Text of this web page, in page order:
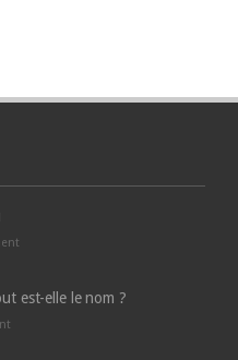
est-elle le nom ?